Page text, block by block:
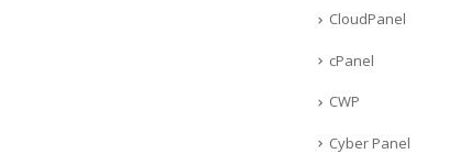
CloudPanel
cPanel
CWP
Cyber Panel